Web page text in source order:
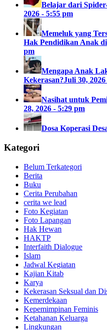
Belajar dari
2026 - 5:55 pm
Memeluk yang
Hak Pendidikan Anak
pm
Mengapa Anak
Kekerasan?Juli 30,
Nasihat untuk
28, 2026 - 5:29 pm
Dosa Koperasi
Kategori
Belum Terkategori
Berita
Buku
Cerita Perubahan
cerita we lead
Foto Kegiatan
Foto Lapangan
Hak Hewan
HAKTP
Interfaith Dialogue
Islam
Jadwal Kegiatan
Kajian Kitab
Karya
Kekerasan Seksual dan
Kemerdekaan
Kepemimpinan Feminis
Ketahanan Keluarga
Lingkungan